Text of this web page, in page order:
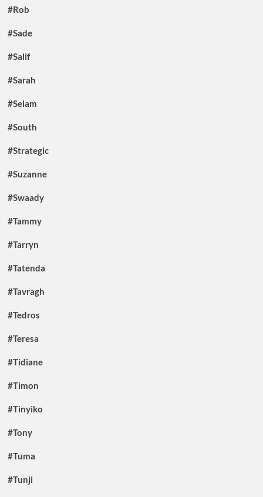
#Rob
#Sade
#Salif
#Sarah
#Selam
#South
#Strategic
#Suzanne
#Swaady
#Tammy
#Tarryn
#Tatenda
#Tavragh
#Tedros
#Teresa
#Tidiane
#Timon
#Tinyiko
#Tony
#Tuma
#Tunji